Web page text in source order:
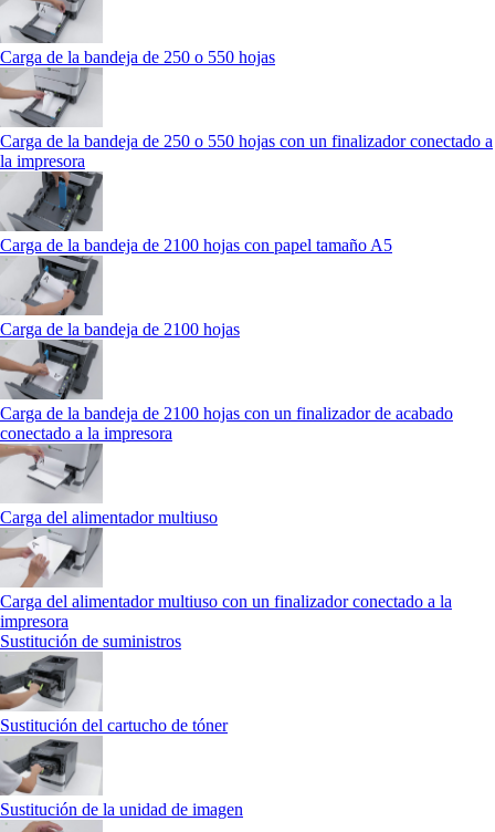
Carga de la bandeja de 250 o 550 hojas
Carga de la bandeja de 250 o 550 hojas con un finalizador conectado a
la impresora
Carga de la bandeja de 2100 hojas con papel tamaño A5
Carga de la bandeja de 2100 hojas
Carga de la bandeja de 2100 hojas con un finalizador de acabado
conectado a la impresora
Carga del alimentador multiuso
Carga del alimentador multiuso con un finalizador conectado a la
impresora
Sustitución de suministros
Sustitución del cartucho de tóner
Sustitución de la unidad de imagen